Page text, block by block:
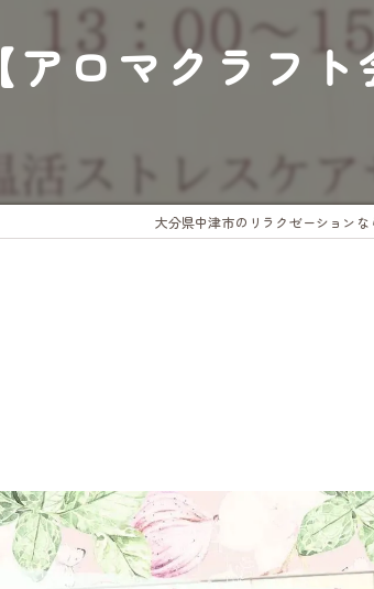
【アロマクラフ
大分県中津市のリラクゼーション